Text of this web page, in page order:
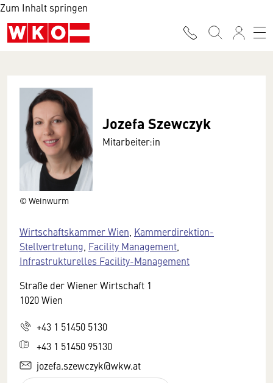
Zum Inhalt springen
© Weinwurm
Jozefa Szewczyk
Mitarbeiter:in
Wirtschaftskammer Wien Kammerdirektion-
Stellvertretung Facility Management
Infrastrukturelles Facility-Management
Straße der Wiener Wirtschaft 1
1020 Wien
+43 1 51450 5130
+43 1 51450 95130
jozefa.szewczyk@wkw.at